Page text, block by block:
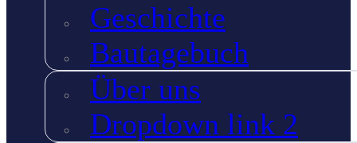
Geschichte
Bautagebuch
Über uns
Dropdown link 2